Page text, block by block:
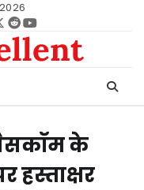
redditYoutube
के
हस्ताक्षर